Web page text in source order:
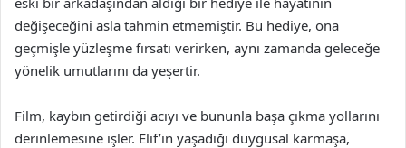
değişeceğini asla tahmin etmemiştir. Bu hediye, ona
geçmişle yüzleşme fırsatı verirken, aynı zamanda geleceğe
yönelik umutlarını da yeşertir.
Film, kaybın getirdiği acıyı ve bununla başa çıkma yollarını
derinlemesine işler. Elif’in yaşadığı duygusal karmaşa,